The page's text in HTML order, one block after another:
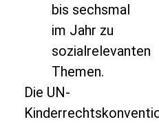
bis sechsmal
im Jahr zu
sozialrelevanten
Themen.
Die UN-